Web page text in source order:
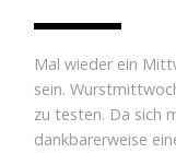
Mal wieder ein
sein.
zu testen. Da sich
dankbarerweise